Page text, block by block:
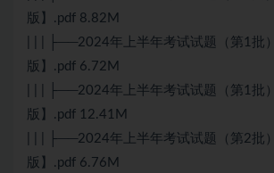
版】.pdf 8.82M
| | | ├──2024年上半年考试试题（第1批
版】.pdf 6.72M
| | | ├──2024年上半年考试试题（第1批
版】.pdf 12.41M
| | | ├──2024年上半年考试试题（第2批
版】.pdf 6.76M